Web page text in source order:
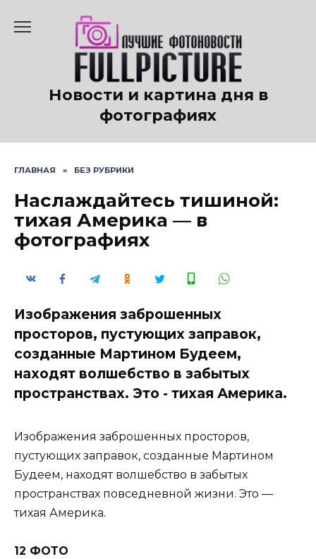
содержанию
Новости и картина дня в
фотографиях
ГЛАВНАЯ » БЕЗ РУБРИКИ
Наслаждайтесь тишиной:
тихая Америка — в
фотографиях
Изображения заброшенных
просторов, пустующих заправок,
созданные Мартином Будеем,
находят волшебство в забытых
пространствах. Это - тихая Америка.
Изображения заброшенных просторов,
пустующих заправок, созданные Мартином
Будеем, находят волшебство в забытых
пространствах повседневной жизни. Это —
тихая Америка.
12 ФОТО